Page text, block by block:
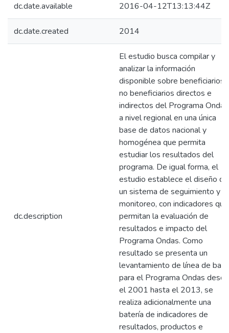
dc.date.available 2016-04-12T13:13:44Z
dc.date.created 2014
dc.description
El estudio busca compilar y
analizar la información
disponible sobre beneficiarios
no beneficiarios directos e
indirectos del Programa Ondas
a nivel regional en una única
base de datos nacional y
homogénea que permita
estudiar los resultados del
programa. De igual forma, el
estudio establece el diseño de
un sistema de seguimiento y
monitoreo, con indicadores que
permitan la evaluación de
resultados e impacto del
Programa Ondas. Como
resultado se presenta un
levantamiento de línea de
para el Programa Ondas desde
el 2001 hasta el 2013, se
realiza adicionalmente una
batería de indicadores de
resultados, productos e